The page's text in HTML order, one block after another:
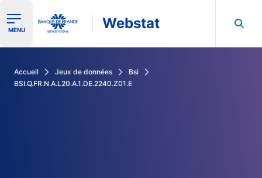
Ouvrir le menu de navigation
MENU Webstat
Accueil Jeux de données
Bsi
BSI.Q.FR.N.A.L20.A.1.DE.2240.Z01.E